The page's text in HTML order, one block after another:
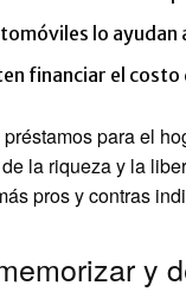
lo
financiar el
para el
la riqueza y la
pros y contras
y